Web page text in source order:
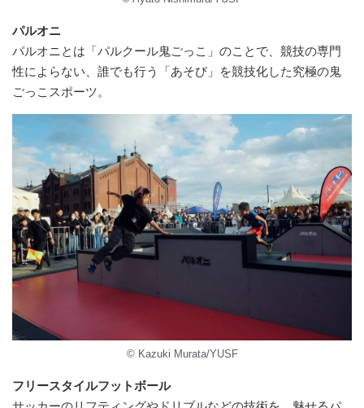
パルオニ
パルオニとは「パルクール鬼ごっこ」のことで、競技の専門
性によらない、誰でも行う「あそび」を競技化した究極の鬼
ごっこスポーツ。
© Kazuki Murata/YUSF
フリースタイルフットボール